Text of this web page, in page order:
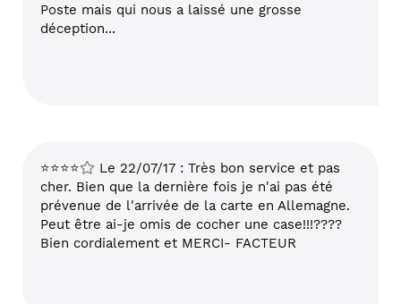
Poste mais qui nous a laissé une grosse
déception...
⭐⭐⭐⭐
Le 22/07/17 : Très bon service et pas
cher. Bien que la dernière fois je n'ai pas été
prévenue de l'arrivée de la carte en Allemagne.
Peut être ai-je omis de cocher une case!!!????
Bien cordialement et MERCI- FACTEUR